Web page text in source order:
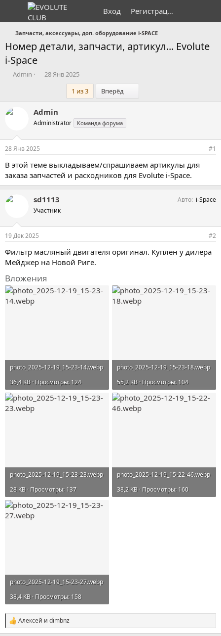
Вход Регистрация
Запчасти, аксессуары, доп. оборудование i-SPACE
Номер детали, запчасти, артикул... Evolute
i-Space
А
р
м
ы
Admin
Д
н
а
ч
а
28 Янв 2025
1 из 3
Вперёд
Admin
Administrator Команда форума
28 Янв 2025 #1
В этой теме выкладываем/спрашиваем артикулы для
заказа запчастей и расходников для Evolute i-Space.
sd1113
Участник
Авто i-Space
19 Дек 2025 #2
Фильтр масляный двигателя оригинал. Куплен у дилера
Мейджер на Новой Риге.
Вложения
photo_2025-12-19_15-23-14.webp
36,4 KB · Просмотры: 124
photo_2025-12-19_15-23-18.webp
55,2 KB · Просмотры: 104
photo_2025-12-19_15-23-23.webp
28 KB · Просмотры: 137
photo_2025-12-19_15-22-46.webp
38,2 KB · Просмотры: 160
photo_2025-12-19_15-23-27.webp
38,4 KB · Просмотры: 158
С
и
Aлексей и dimbnz